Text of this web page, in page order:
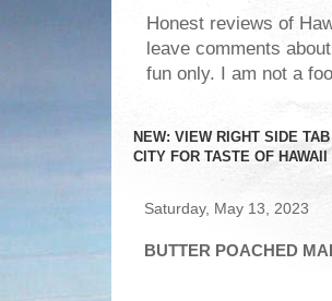
Honest reviews of
leave comments
fun only. I am not a
NEW: VIEW RIGHT SIDE
CITY FOR TASTE OF HAWAII
Saturday, May 13, 2023
BUTTER POACHED